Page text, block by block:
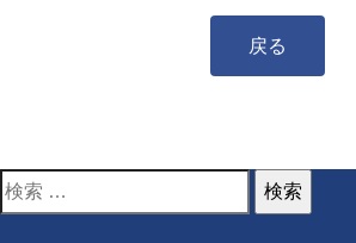
戻る
検